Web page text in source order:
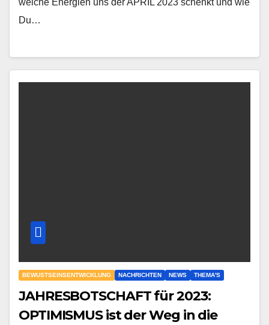
welche Energien uns der APRIL 2023 schenkt und wie
Du…
BEWUSTSEINSENTWICKLUNG NACHRICHTEN NEWS THEMA'S
JAHRESBOTSCHAFT für 2023:
OPTIMISMUS ist der Weg in die